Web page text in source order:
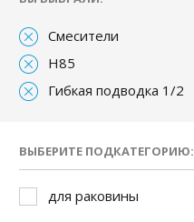
Смесители
H85
Гибкая подводка 1/2
ВЫБЕРИТЕ ПОДКАТЕГОРИЮ:
для раковины